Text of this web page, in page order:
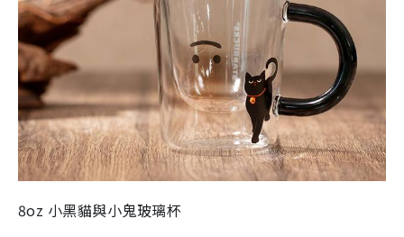
8oz 小黑貓與小鬼玻璃杯